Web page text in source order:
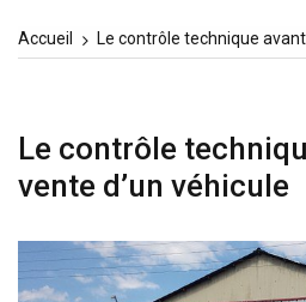
Accueil
Le contrôle technique
Le contrôle
vente d’un véhicule